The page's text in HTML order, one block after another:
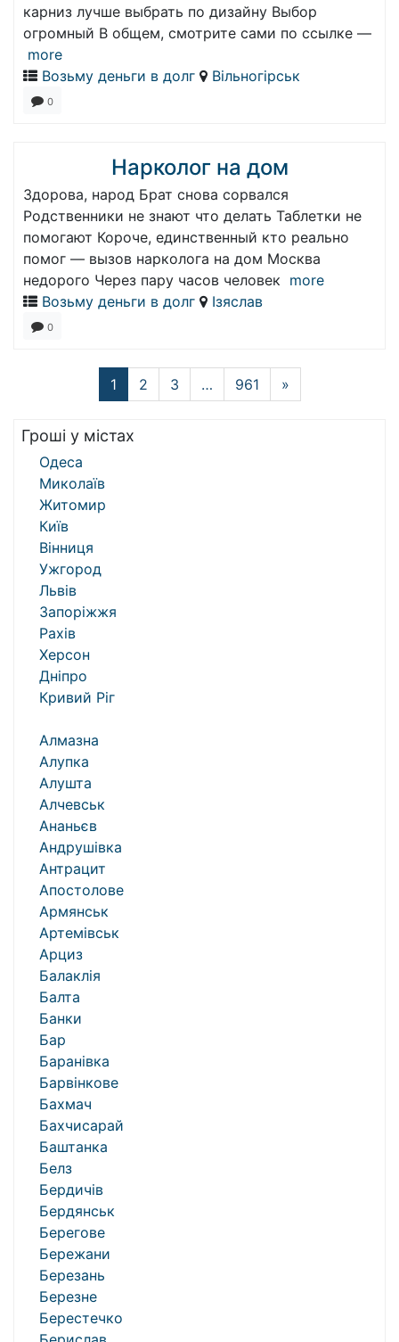
карниз лучше выбрать по дизайну Выбор
огромный В общем, смотрите сами по ссылке —
more
Возьму деньги в долг
Вільногірськ
0
Нарколог на дом
Здорова, народ Брат снова сорвался
Родственники не знают что делать Таблетки не
помогают Короче, единственный кто реально
помог — вызов нарколога на дом Москва
недорого Через пару часов человек more
Возьму деньги в долг
Ізяслав
0
1 2 3 … 961 »
Гроші у містах
Одеса
Миколаїв
Житомир
Київ
Вінниця
Ужгород
Львів
Запоріжжя
Рахів
Херсон
Дніпро
Кривий Ріг
Алмазна
Алупка
Алушта
Алчевськ
Ананьєв
Андрушівка
Антрацит
Апостолове
Армянськ
Артемівськ
Арциз
Балаклія
Балта
Банки
Бар
Баранівка
Барвінкове
Бахмач
Бахчисарай
Баштанка
Белз
Бердичів
Бердянськ
Берегове
Бережани
Березань
Березне
Берестечко